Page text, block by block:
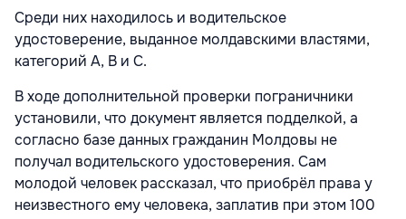
Среди них находилось и водительское
удостоверение, выданное молдавскими властями,
категорий А, В и С.
В ходе дополнительной проверки пограничники
установили, что документ является подделкой, а
согласно базе данных гражданин Молдовы не
получал водительского удостоверения. Сам
молодой человек рассказал, что приобрёл права у
неизвестного ему человека, заплатив при этом 100